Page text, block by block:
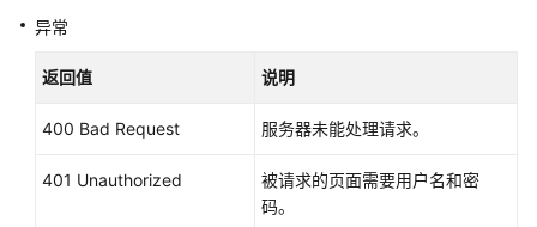
"lb_listener_id"
"security_groups" :
[
"id": "8a4b1d5b-0054-419f-84b1-
异常
返回值 说明
400 Bad Request 服务器未能处理请求。
401 Unauthorized
被请求的页面需要用户名和密
码。